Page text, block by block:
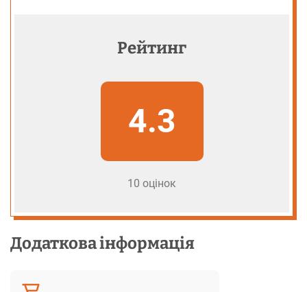
Рейтинг
4.3
10 оцінок
Додаткова інформація